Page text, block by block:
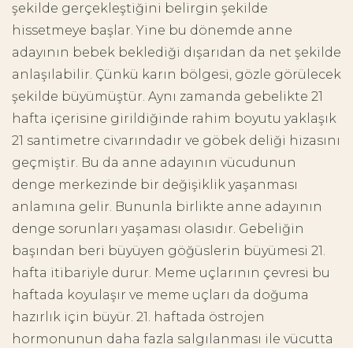
şekilde gerçekleştiğini belirgin şekilde
hissetmeye başlar. Yine bu dönemde anne
adayının bebek beklediği dışarıdan da net şekilde
anlaşılabilir. Çünkü karın bölgesi, gözle görülecek
şekilde büyümüştür. Aynı zamanda gebelikte 21
hafta içerisine girildiğinde rahim boyutu yaklaşık
21 santimetre civarındadır ve göbek deliği hizasını
geçmiştir. Bu da anne adayının vücudunun
denge merkezinde bir değişiklik yaşanması
anlamına gelir. Bununla birlikte anne adayının
denge sorunları yaşaması olasıdır. Gebeliğin
başından beri büyüyen göğüslerin büyümesi 21.
hafta itibariyle durur. Meme uçlarının çevresi bu
haftada koyulaşır ve meme uçları da doğuma
hazırlık için büyür. 21. haftada östrojen
hormonunun daha fazla salgılanması ile vücutta